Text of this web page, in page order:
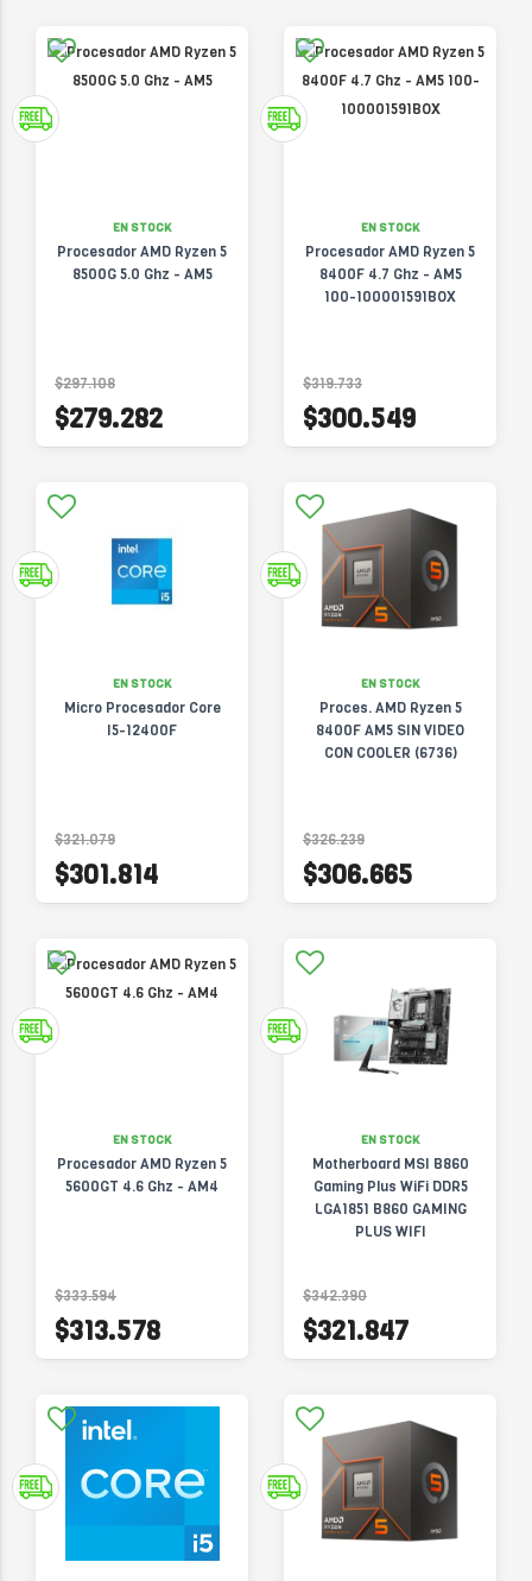
EN STOCK
Procesador AMD Ryzen 5
8500G 5.0 Ghz - AM5
$297.108
$279.282
EN STOCK
Procesador AMD Ryzen 5
8400F 4.7 Ghz - AM5
100-100001591BOX
$319.733
$300.549
EN STOCK
Micro Procesador Core
I5-12400F
$321.079
$301.814
EN STOCK
Proces. AMD Ryzen 5
8400F AM5 SIN VIDEO
CON COOLER (6736)
$326.239
$306.665
EN STOCK
Procesador AMD Ryzen 5
5600GT 4.6 Ghz - AM4
$333.594
$313.578
EN STOCK
Motherboard MSI B860
Gaming Plus WiFi DDR5
LGA1851 B860 GAMING
PLUS WIFI
$342.390
$321.847